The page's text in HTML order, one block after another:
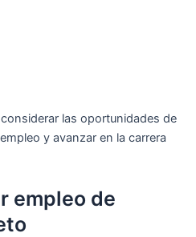
las oportunidades de
y avanzar en la carrera
empleo de